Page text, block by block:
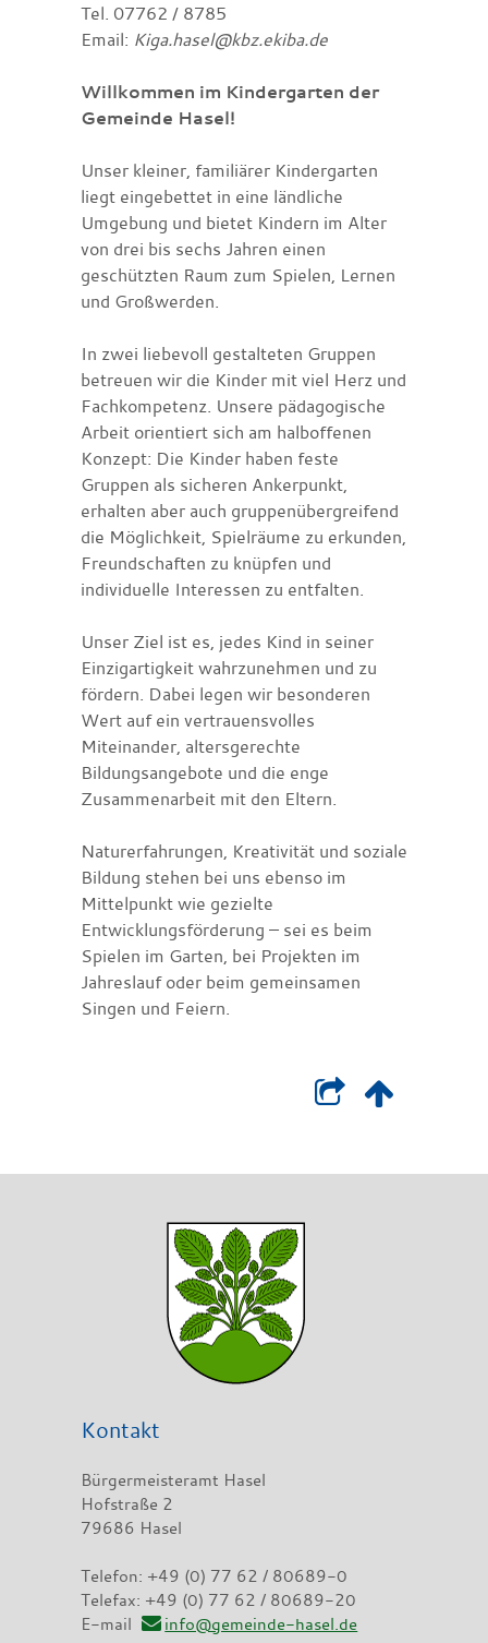
Tel. 07762 / 8785
Email: Kiga.hasel@kbz.ekiba.de
Willkommen im Kindergarten der
Gemeinde Hasel!
Unser kleiner, familiärer Kindergarten
liegt eingebettet in eine ländliche
Umgebung und bietet Kindern im Alter
von drei bis sechs Jahren einen
geschützten Raum zum Spielen, Lernen
und Großwerden.
In zwei liebevoll gestalteten Gruppen
betreuen wir die Kinder mit viel Herz und
Fachkompetenz. Unsere pädagogische
Arbeit orientiert sich am halboffenen
Konzept: Die Kinder haben feste
Gruppen als sicheren Ankerpunkt,
erhalten aber auch gruppenübergreifend
die Möglichkeit, Spielräume zu erkunden,
Freundschaften zu knüpfen und
individuelle Interessen zu entfalten.
Unser Ziel ist es, jedes Kind in seiner
Einzigartigkeit wahrzunehmen und zu
fördern. Dabei legen wir besonderen
Wert auf ein vertrauensvolles
Miteinander, altersgerechte
Bildungsangebote und die enge
Zusammenarbeit mit den Eltern.
Naturerfahrungen, Kreativität und soziale
Bildung stehen bei uns ebenso im
Mittelpunkt wie gezielte
Entwicklungsförderung – sei es beim
Spielen im Garten, bei Projekten im
Jahreslauf oder beim gemeinsamen
Singen und Feiern.
Kontakt
Bürgermeisteramt Hasel
Hofstraße 2
79686 Hasel
Telefon: +49 (0) 77 62 / 80689-0
Telefax: +49 (0) 77 62 / 80689-20
E-mail
info@gemeinde-hasel.de